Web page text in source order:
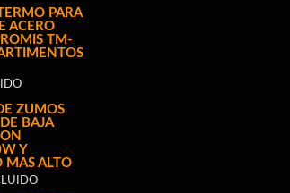
PARA
ACERO
TM-
ZUMOS
BAJA
Y
MAS ALTO